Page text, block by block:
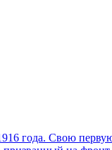
года. Свою